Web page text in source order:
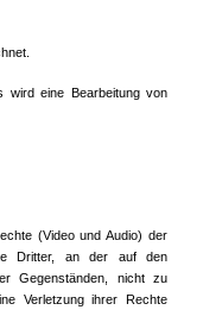
wird eine Bearbeitung von
(Video und Audio) der
Dritter, an der auf den
Gegenständen, nicht zu
Verletzung ihrer Rechte